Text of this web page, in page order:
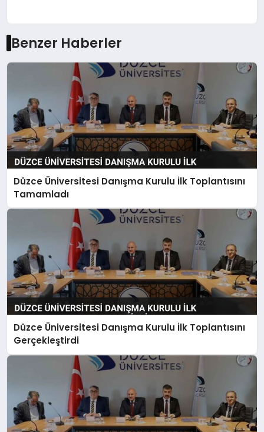
Benzer Haberler
Düzce Üniversitesi Danışma Kurulu İlk Toplantısını
Tamamladı
Düzce Üniversitesi Danışma Kurulu İlk Toplantısını
Gerçekleştirdi